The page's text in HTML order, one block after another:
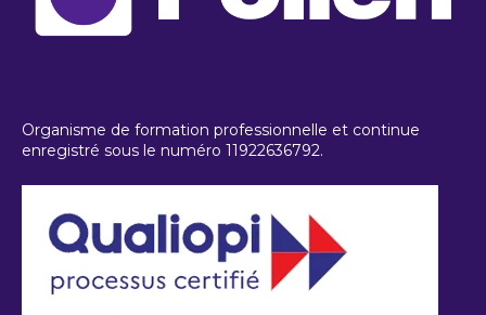
Organisme de formation professionnelle et continue
enregistré sous le numéro 11922636792.